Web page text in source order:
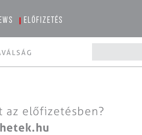
Előfizetés
az előfizetésben?